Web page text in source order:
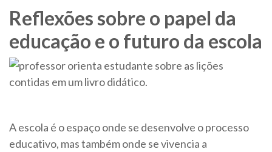
Reflexões sobre o papel da
educação e o futuro da escola
A escola é o espaço onde se desenvolve o processo
educativo, mas também onde se vivencia a